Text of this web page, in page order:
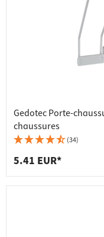
Gedotec Porte-
chaussures
(34)
5.41 EUR*